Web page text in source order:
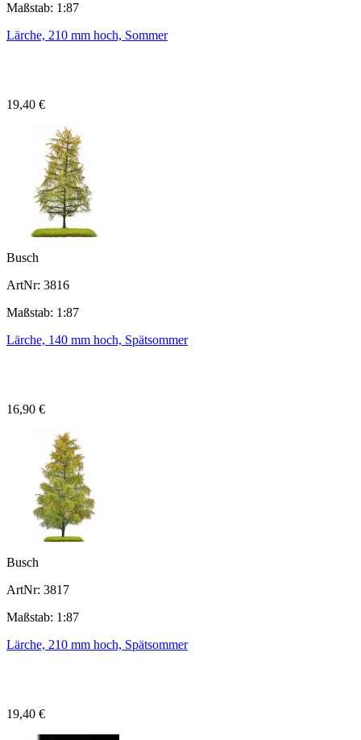
Maßstab: 1:87
Lärche, 210 mm hoch, Sommer
19,40 €
Busch
ArtNr: 3816
Maßstab: 1:87
Lärche, 140 mm hoch, Spätsommer
16,90 €
Busch
ArtNr: 3817
Maßstab: 1:87
Lärche, 210 mm hoch, Spätsommer
19,40 €